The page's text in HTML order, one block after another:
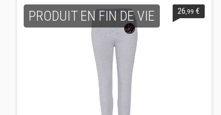
26 ,99 €
PRODUIT EN FIN DE VIE